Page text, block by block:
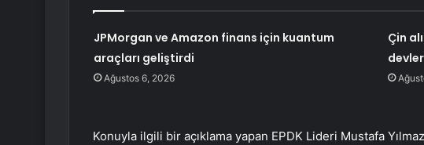
JPMorgan ve Amazon finans için kuantum
araçları geliştirdi
Ağustos 6, 2026
Çin
Konuyla ilgili bir açıklama yapan EPDK Lideri Mustafa